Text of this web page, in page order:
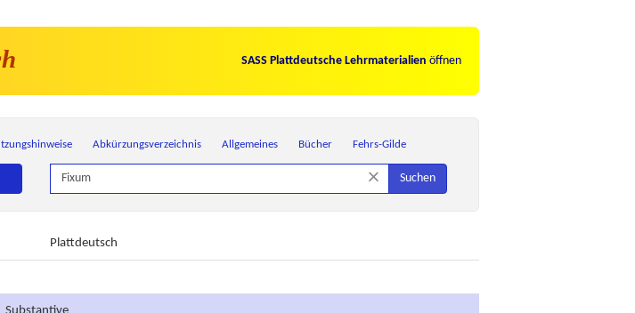
SASS Plattdeutsche Lehrmaterialien öffnen
Abkürzungsverzeichnis Allgemeines Bücher Fehrs-Gilde
× Suchen
Plattdeutsch